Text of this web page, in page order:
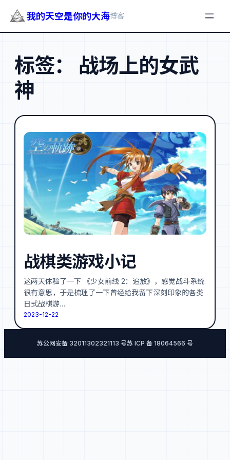
我的天空是你的大海博客
标签： 战场上的女武
神
战棋类游戏小记
这两天体验了一下 《少女前线 2：追放》，感觉战斗系统
很有意思，于是梳理了一下曾经给我留下深刻印象的各类
日式战棋游…
2023-12-22
苏公网安备 32011302321113 号苏 ICP 备 18064566 号